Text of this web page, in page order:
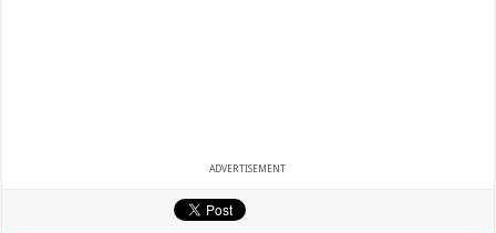
ADVERTISEMENT